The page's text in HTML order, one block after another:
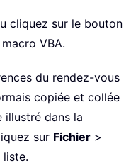
cliquez sur le bouton
VBA.
du rendez-vous
copiée et collée
illustré dans la
sur Fichier >